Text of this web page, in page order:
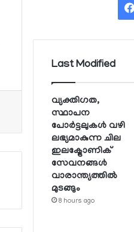
Last Modified
വ്യക്തിഗത,
സ്ഥാപന
പോര്‍ട്ടലുകള്‍ വഴി
ലഭ്യമാകുന്ന ചില
ഇലക്ട്രോണിക്
സേവനങ്ങള്‍
വാരാന്ത്യത്തില്‍
മുടങ്ങും
8 hours ago